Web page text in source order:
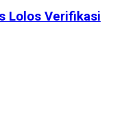
Lolos Verifikasi